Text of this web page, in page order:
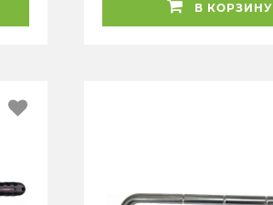
В КОРЗИНУ